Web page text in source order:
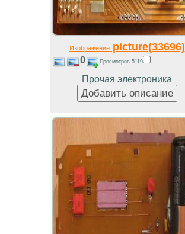
Изображениеpicture(33696)
0 Просмотров 5119
Прочая электроника